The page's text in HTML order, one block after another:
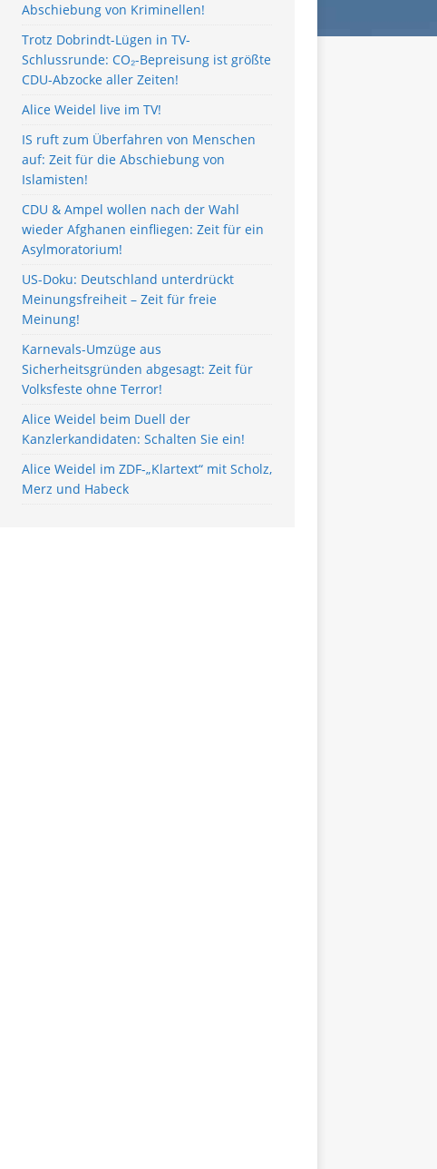
Abschiebung von Kriminellen!
Trotz Dobrindt-Lügen in TV-
Schlussrunde: CO₂-Bepreisung ist größte
CDU-Abzocke aller Zeiten!
Alice Weidel live im TV!
IS ruft zum Überfahren von Menschen
auf: Zeit für die Abschiebung von
Islamisten!
CDU & Ampel wollen nach der Wahl
wieder Afghanen einfliegen: Zeit für ein
Asylmoratorium!
US-Doku: Deutschland unterdrückt
Meinungsfreiheit – Zeit für freie
Meinung!
Karnevals-Umzüge aus
Sicherheitsgründen abgesagt: Zeit für
Volksfeste ohne Terror!
Alice Weidel beim Duell der
Kanzlerkandidaten: Schalten Sie ein!
Alice Weidel im ZDF-„Klartext“ mit Scholz,
Merz und Habeck